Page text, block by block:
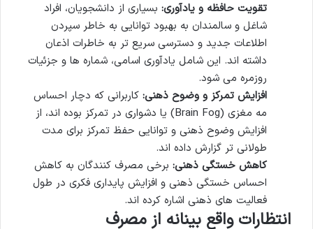
تقویت حافظه و یادآوری: بسیاری از دانشجویان، افراد
شاغل و سالمندان به بهبود توانایی به خاطر سپردن
اطلاعات جدید و دسترسی سریع تر به خاطرات اذعان
داشته اند. این شامل یادآوری اسامی، شماره ها و جزئیات
روزمره می شود.
افزایش تمرکز و وضوح ذهنی: کاربرانی که دچار احساس
مه مغزی (Brain Fog) یا دشواری در تمرکز بوده اند، از
افزایش وضوح ذهنی و توانایی حفظ تمرکز برای مدت
طولانی تر گزارش داده اند.
کاهش خستگی ذهنی: برخی مصرف کنندگان به کاهش
احساس خستگی ذهنی و افزایش پایداری فکری در طول
فعالیت های ذهنی اشاره کرده اند.
انتظارات واقع بینانه از مصرف